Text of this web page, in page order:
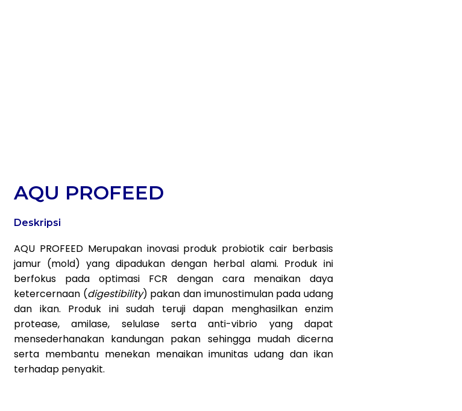
AQU PROFEED
Deskripsi
AQU PROFEED Merupakan inovasi produk probiotik cair berbasis
jamur (mold) yang dipadukan dengan herbal alami. Produk ini
berfokus pada optimasi FCR dengan cara menaikan daya
ketercernaan (digestibility) pakan dan imunostimulan pada udang
dan ikan. Produk ini sudah teruji dapan menghasilkan enzim
protease, amilase, selulase serta anti-vibrio yang dapat
mensederhanakan kandungan pakan sehingga mudah dicerna
serta membantu menekan menaikan imunitas udang dan ikan
terhadap penyakit.